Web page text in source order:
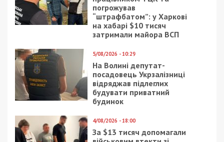
Facebook
Telegram
Twitter
WhatsApp
ViberEmail
Категории: Суспільство| Метки:люди с
инвалидностью петиция
Рекламні блоки дають нам змогу
залишатися незалежними ЗМІ, а вам -
отримувати найсвіжіші новини під ними.